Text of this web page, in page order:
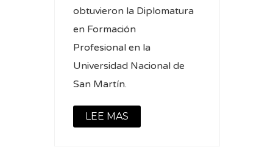
obtuvieron la Diplomatura
en Formación
Profesional en la
Universidad Nacional de
San Martín.
LEE MAS